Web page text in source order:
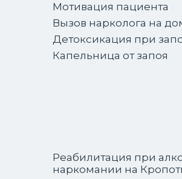
Мотивация пациента
Вызов нарколога на
Детоксикация при
Капельница от запоя
Реабилитация при
наркомании на